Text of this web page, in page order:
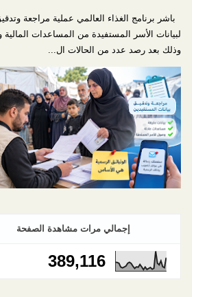
باشر برنامج الغذاء العالمي عملية مراجعة
لبيانات الأسر المستفيدة من المساعدات المالية
وذلك بعد رصد عدد من الحالات ال...
إجمالي مرات مشاهدة الصفحة
389,116